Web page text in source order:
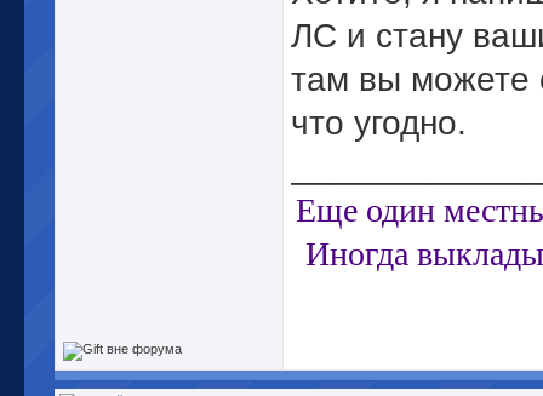
ЛС и стану
там вы можете
что угодно.
Еще один
Иногда